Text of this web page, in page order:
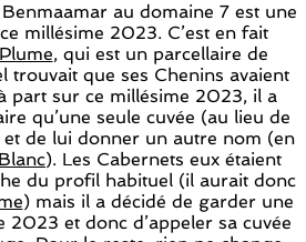
au domaine 7 est une
millésime 2023. C’est en fait
Plume, qui est un parcellaire de
trouvait que ses Chenins avaient
part sur ce millésime 2023, il a
qu’une seule cuvée (au lieu de
de lui donner un autre nom (en
). Les Cabernets eux étaient
du profil habituel (il aurait donc
) mais il a décidé de garder une
2023 et donc d’appeler sa cuvée